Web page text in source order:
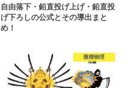
自由落下・鉛直投げ上げ・鉛直投
げ下ろしの公式とその導出まと
め！
微積物理